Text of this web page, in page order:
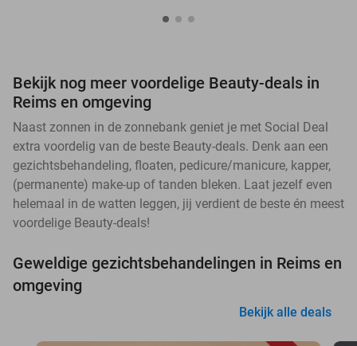
Bekijk nog meer voordelige Beauty-deals in
Reims en omgeving
Naast zonnen in de zonnebank geniet je met Social Deal
extra voordelig van de beste Beauty-deals. Denk aan een
gezichtsbehandeling, floaten, pedicure/manicure, kapper,
(permanente) make-up of tanden bleken. Laat jezelf even
helemaal in de watten leggen, jij verdient de beste én meest
voordelige Beauty-deals!
Geweldige gezichtsbehandelingen in Reims en
omgeving
Bekijk alle deals